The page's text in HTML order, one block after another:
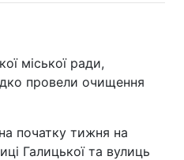
міської ради,
провели очищення
початку тижня на
Галицької та вулиць